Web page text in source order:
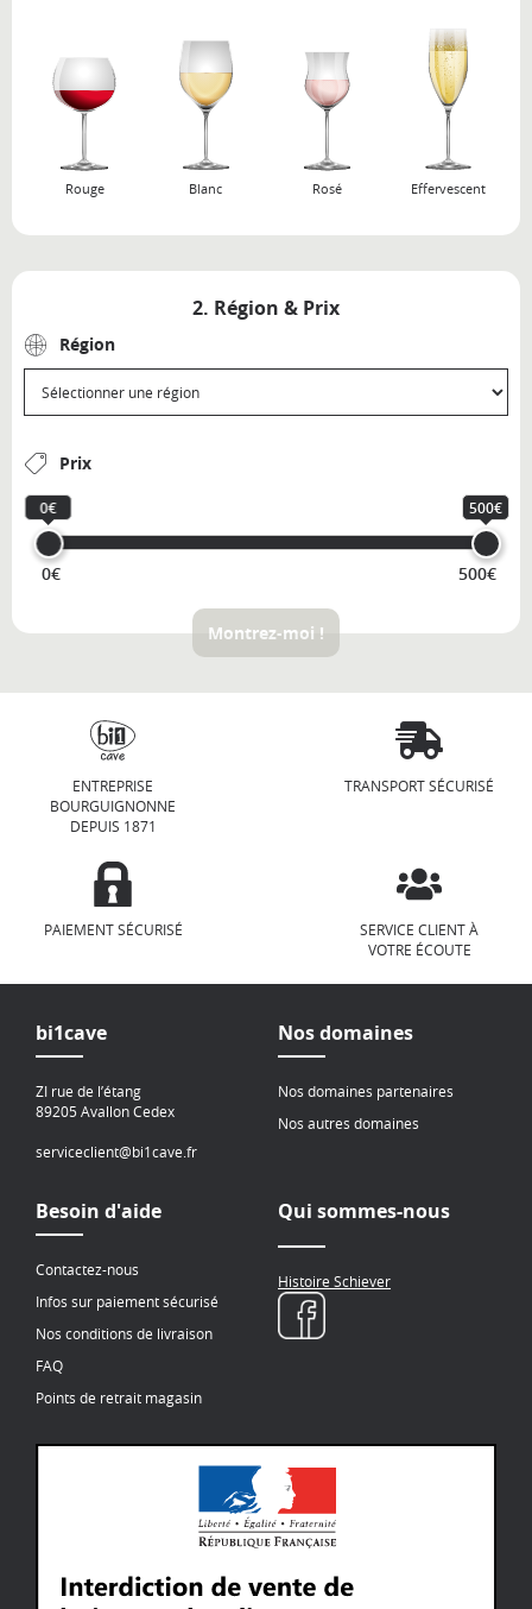
Rouge Blanc Rosé Effervescent
2. Région & Prix
Région
Prix
0€ 500€
0€ 500€
Montrez-moi !
ENTREPRISE
BOURGUIGNONNE
DEPUIS 1871
TRANSPORT SÉCURISÉ
PAIEMENT SÉCURISÉ
SERVICE CLIENT À
VOTRE ÉCOUTE
bi1cave
ZI rue de l’étang
89205 Avallon Cedex
serviceclient@bi1cave.fr
Nos domaines
Nos domaines partenaires
Nos autres domaines
Besoin d'aide
Contactez-nous
Infos sur paiement sécurisé
Nos conditions de livraison
FAQ
Points de retrait magasin
Qui sommes-nous
Histoire Schiever